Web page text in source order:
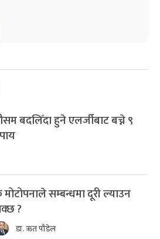
बदलिँदा हुने एलर्जीबाट बच्ने ९
सम्बन्धमा दूरी ल्याउन
?
डा. ऋत पौडेल